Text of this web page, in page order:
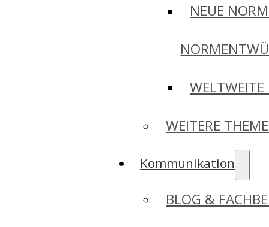
NEUE
WEITERE
Kommunikation
BLOG &